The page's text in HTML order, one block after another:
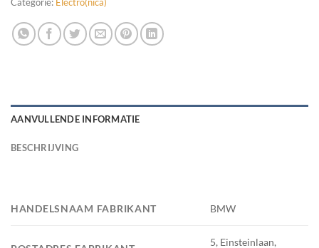
AANVULLENDE INFORMATIE
BESCHRIJVING
HANDELSNAAM FABRIKANT BMW
5, Einsteinlaan,